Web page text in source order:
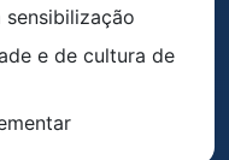
e de cultura de